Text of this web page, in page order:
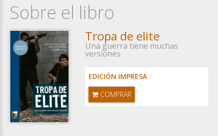
Sobre el libro
Tropa de elite
Una guerra tiene muchas
versiones
EDICIÓN IMPRESA
COMPRAR